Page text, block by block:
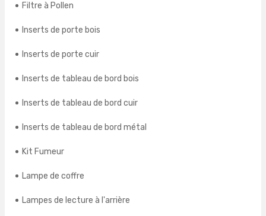
Filtre à Pollen
Inserts de porte bois
Inserts de porte cuir
Inserts de tableau de bord bois
Inserts de tableau de bord cuir
Inserts de tableau de bord métal
Kit Fumeur
Lampe de coffre
Lampes de lecture à l'arrière